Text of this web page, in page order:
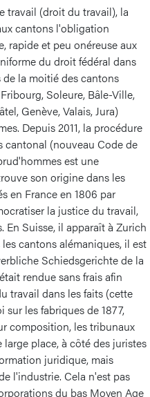
travail (droit du travail), la
cantons l'obligation
rapide et peu onéreuse aux
du droit fédéral dans
de la moitié des cantons
Soleure, Bâle-Ville,
Genève, Valais, Jura)
Depuis 2011, la procédure
cantonal (nouveau Code de
est une
son origine dans les
en France en 1806 par
la justice du travail,
Suisse, il apparaît à Zurich
cantons alémaniques, il est
Schiedsgerichte de la
rendue sans frais afin
travail dans les faits (cette
sur les fabriques de 1877,
composition, les tribunaux
place, à côté des juristes
juridique, mais
l'industrie. Cela n'est pas
du bas Moyen Age